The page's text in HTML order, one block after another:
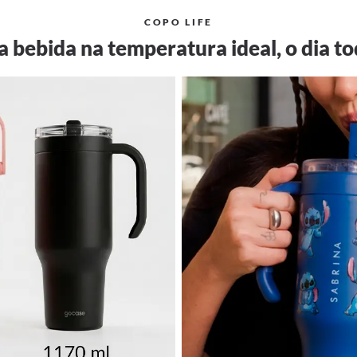
COPO LIFE
bebida na temperatura ideal, o dia